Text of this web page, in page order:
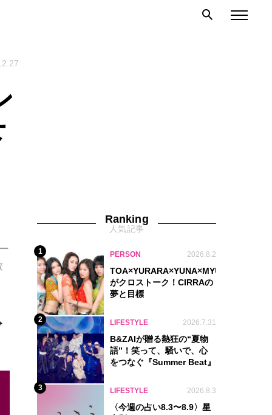
Ranking
人気記事
1 PERSON 2026.8.2
TOA×YURARA×YUNA×MYU.Y×MANON
がクロストーク！CIRRAの
夢と目標
2 LIFESTYLE 2026.7.31
B&ZAIが贈る熱狂の“夏物
語”！笑って、騒いで、心
をつなぐ『Summer Beat』
3 LIFESTYLE 2026.8.3
〈今週の占い8.3〜8.9〉星